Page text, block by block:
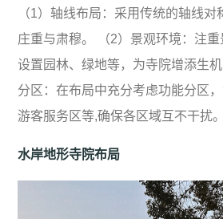
（1）轴线布局：采用传统的轴线
庄重与肃穆。 （2）景观环境：注
设置园林、绿地等，为寺院增添生
分区：在布局中充分考虑功能分区
游客服务区等,确保各区域互不干扰。
水岸地形寺院布局